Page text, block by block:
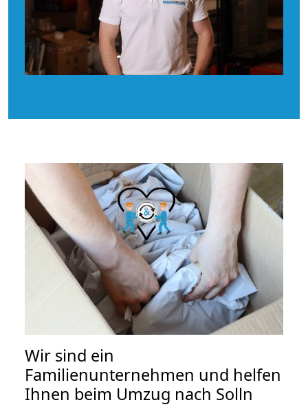
Wir sind ein
Familienunternehmen und helfen
Ihnen beim Umzug nach Solln